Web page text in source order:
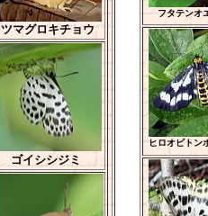
ツマグロキチョウ
ゴイシシジミ
フタテンオ
ヒロオビトン